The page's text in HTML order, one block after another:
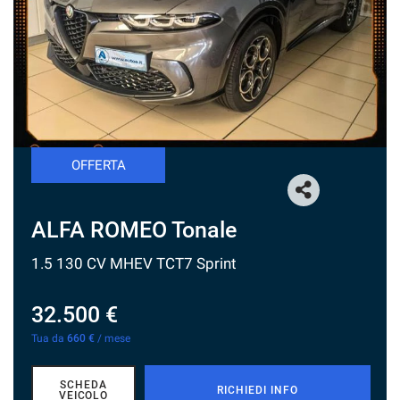
NEWS
OFFERTA
ALFA ROMEO Tonale
1.5 130 CV MHEV TCT7 Sprint
32.500 €
Tua da 660 € / mese
SCHEDA
VEICOLO
RICHIEDI INFO
tracciamento
che
adottiamo
per
offrire
le
funzionalità
e
svolgere
attività
seguito
descritte.
Per
ottenere
informazioni
sull'utilità
sul
funzionamento